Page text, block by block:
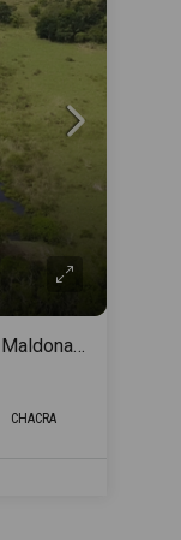
Lotes para chacras en venta en Maldonado
CHACRA